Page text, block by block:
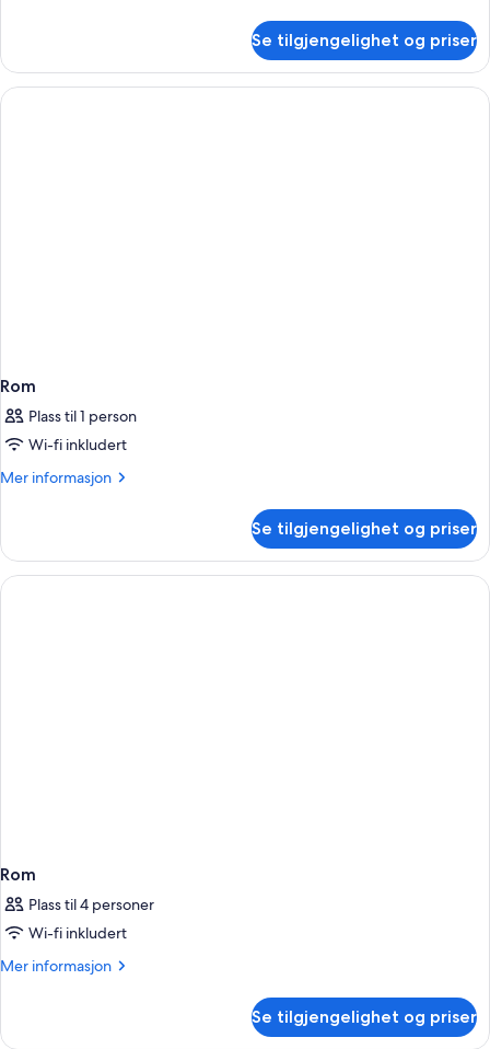
Room
Se tilgjengelighet og priser
Rom
Plass til 1 person
Wi-fi inkludert
Mer informasjon
Mer
Se tilgjengelighet og priser
Rom
Plass til 4 personer
Wi-fi inkludert
Mer informasjon
Mer
Se tilgjengelighet og priser